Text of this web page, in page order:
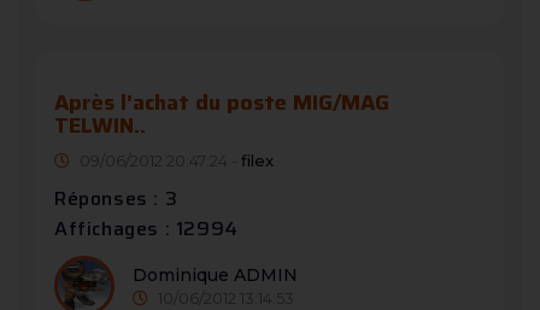
Après l'achat du poste MIG/MAG
TELWIN..
09/06/2012 20:47:24 - filex
Réponses : 3
Affichages : 12994
Dominique ADMIN
10/06/2012 13:14:53